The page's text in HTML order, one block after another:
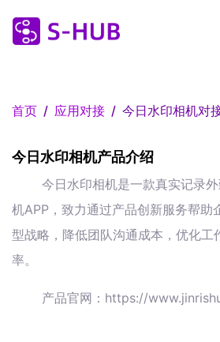
首页 应用对接 今日水印相机对
今日水印相机产品介绍
今日水印相机是一款真实记录
机APP，致力通过产品创新服务帮助
型战略，降低团队沟通成本，优化工
率。
产品官网：https://